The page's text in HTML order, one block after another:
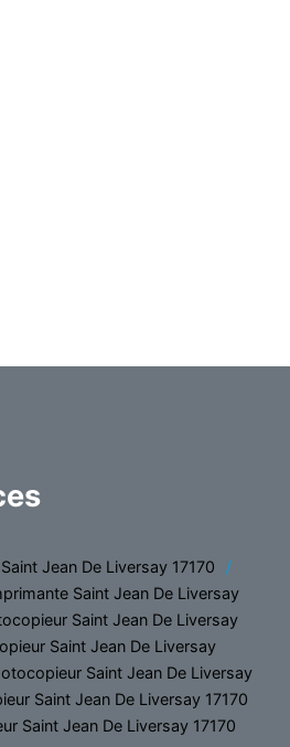
Jean De Liversay 17170
Saint Jean De Liversay
Saint Jean De Liversay
Saint Jean De Liversay
Saint Jean De Liversay
Saint Jean De Liversay 17170
Saint Jean De Liversay 17170